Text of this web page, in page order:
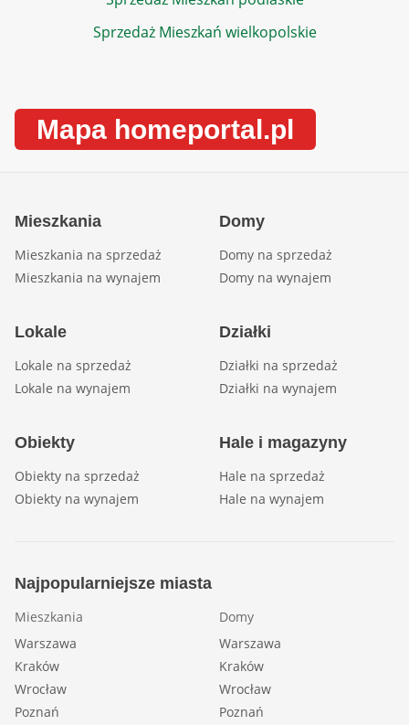
Sprzedaż Mieszkań wielkopolskie
Mapa homeportal.pl
Mieszkania
Mieszkania na sprzedaż
Mieszkania na wynajem
Domy
Domy na sprzedaż
Domy na wynajem
Lokale
Lokale na sprzedaż
Lokale na wynajem
Działki
Działki na sprzedaż
Działki na wynajem
Obiekty
Obiekty na sprzedaż
Obiekty na wynajem
Hale i magazyny
Hale na sprzedaż
Hale na wynajem
Najpopularniejsze miasta
Mieszkania
Warszawa
Kraków
Wrocław
Poznań
Domy
Warszawa
Kraków
Wrocław
Poznań